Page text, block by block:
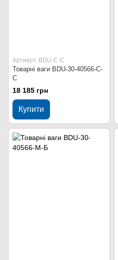
Артикул: BDU-С-С
Товарні ваги BDU-30-40566-С-
С
18 185 грн
Купити